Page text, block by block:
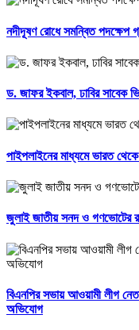
নদীদূষণ রোধে সমন্বিত পদক্ষেপ
ড. জাফর ইকবাল, ঢাবির সাবেক
পাইপলাইনের মাধ্যমে ভারত
জুলাই জাতীয় সনদ ও গণভোটের
বিএনপির সভায় আওয়ামী লীগ
অভিযোগ